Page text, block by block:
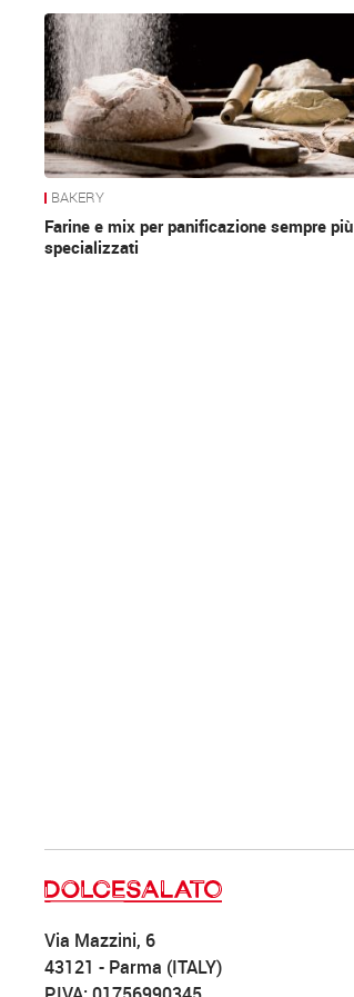
News
BAKERY
Farine e mix per panificazione sempre più
specializzati
Via Mazzini, 6
43121 - Parma (ITALY)